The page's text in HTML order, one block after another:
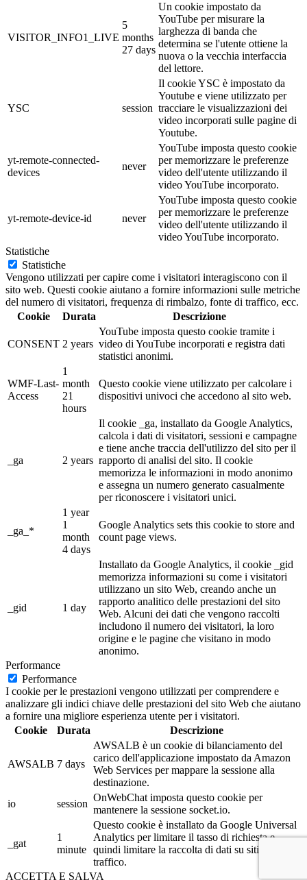
VISITOR_INFO1_LIVE
5
months
27 days
Un cookie impostato da
YouTube per misurare la
larghezza di banda che
determina se l'utente ottiene la
nuova o la vecchia interfaccia
del lettore.
YSC session
Il cookie YSC è impostato da
Youtube e viene utilizzato per
tracciare le visualizzazioni dei
video incorporati sulle pagine di
Youtube.
yt-remote-connected-
devices
never
YouTube imposta questo cookie
per memorizzare le preferenze
video dell'utente utilizzando il
video YouTube incorporato.
yt-remote-device-id never
YouTube imposta questo cookie
per memorizzare le preferenze
video dell'utente utilizzando il
video YouTube incorporato.
Statistiche
Statistiche
Vengono utilizzati per capire come i visitatori interagiscono con il
sito web. Questi cookie aiutano a fornire informazioni sulle metriche
del numero di visitatori, frequenza di rimbalzo, fonte di traffico, ecc.
Cookie
Durata Descrizione
CONSENT 2 years
YouTube imposta questo cookie tramite i
video di YouTube incorporati e registra dati
statistici anonimi.
WMF-Last-
Access
1
month
21
hours
Questo cookie viene utilizzato per calcolare i
dispositivi univoci che accedono al sito web.
_ga 2 years
Il cookie _ga, installato da Google Analytics,
calcola i dati di visitatori, sessioni e campagne
e tiene anche traccia dell'utilizzo del sito per il
rapporto di analisi del sito. Il cookie
memorizza le informazioni in modo anonimo
e assegna un numero generato casualmente
per riconoscere i visitatori unici.
_ga_*
1 year
1
month
4 days
Google Analytics sets this cookie to store and
count page views.
_gid 1 day
Installato da Google Analytics, il cookie _gid
memorizza informazioni su come i visitatori
utilizzano un sito Web, creando anche un
rapporto analitico delle prestazioni del sito
Web. Alcuni dei dati che vengono raccolti
includono il numero dei visitatori, la loro
origine e le pagine che visitano in modo
anonimo.
Performance
Performance
I cookie per le prestazioni vengono utilizzati per comprendere e
analizzare gli indici chiave delle prestazioni del sito Web che aiutano
a fornire una migliore esperienza utente per i visitatori.
Cookie
Durata Descrizione
AWSALB 7 days
AWSALB è un cookie di bilanciamento del
carico dell'applicazione impostato da Amazon
Web Services per mappare la sessione alla
destinazione.
io
session
OnWebChat imposta questo cookie per
mantenere la sessione socket.io.
_gat
1
minute
Questo cookie è installato da Google Universal
Analytics per limitare il tasso di richiesta e
quindi limitare la raccolta di dati su siti ad alto
traffico.
ACCETTA E SALVA